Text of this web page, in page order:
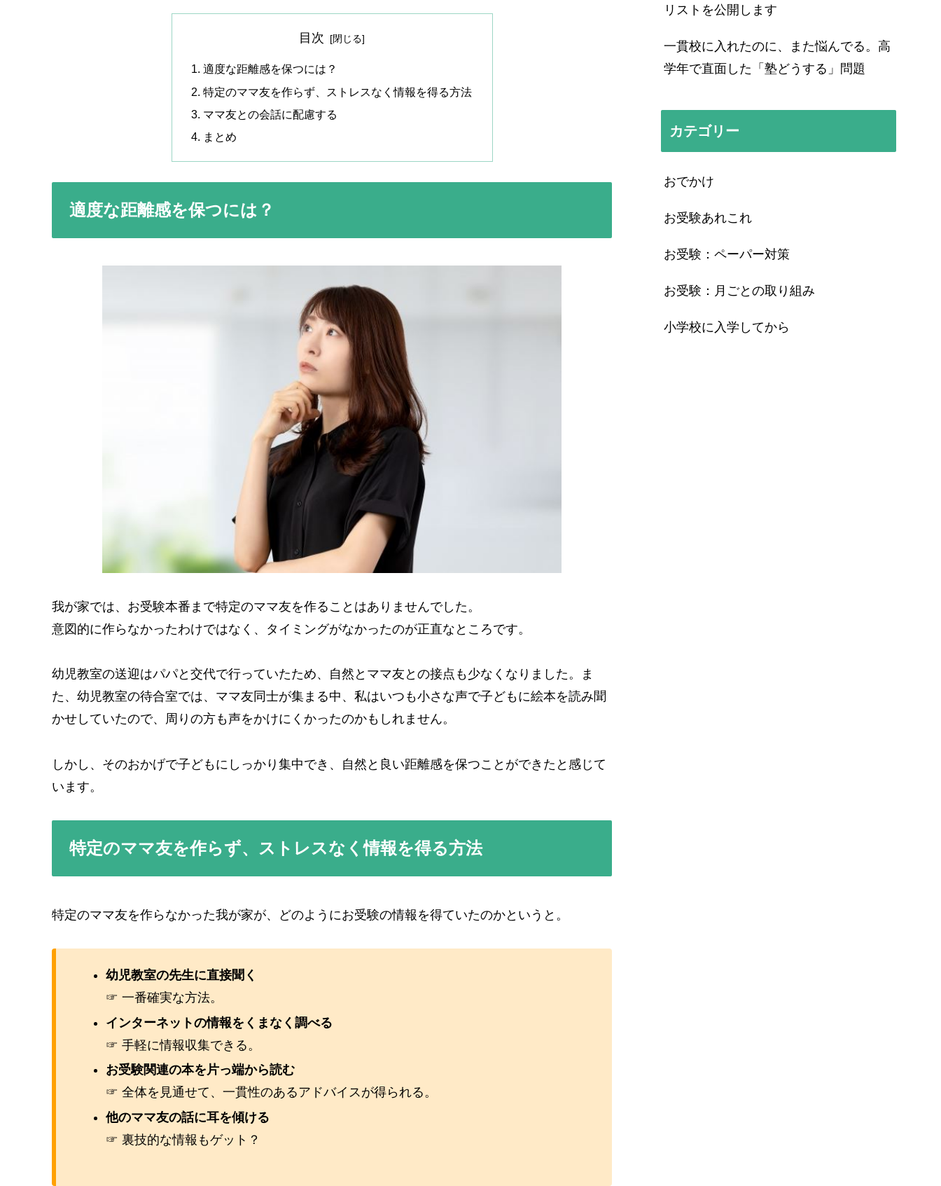
目次
適度な距離感を保つには？
特定のママ友を作らず、ストレスなく情報を得る方法
ママ友との会話に配慮する
まとめ
適度な距離感を保つには？
我が家では、お受験本番まで特定のママ友を作ることはありませんでした。
意図的に作らなかったわけではなく、タイミングがなかったのが正直なところです。
幼児教室の送迎はパパと交代で行っていたため、自然とママ友との接点も少なくなりました。ま
た、幼児教室の待合室では、ママ友同士が集まる中、私はいつも小さな声で子どもに絵本を読み聞
かせしていたので、周りの方も声をかけにくかったのかもしれません。
しかし、そのおかげで子どもにしっかり集中でき、自然と良い距離感を保つことができたと感じて
います。
特定のママ友を作らず、ストレスなく情報を得る方法
特定のママ友を作らなかった我が家が、どのようにお受験の情報を得ていたのかというと。
幼児教室の先生に直接聞く
☞ 一番確実な方法。
インターネットの情報をくまなく調べる
☞ 手軽に情報収集できる。
お受験関連の本を片っ端から読む
☞ 全体を見通せて、一貫性のあるアドバイスが得られる。
他のママ友の話に耳を傾ける
☞ 裏技的な情報もゲット？
リストを公開します
一貫校に入れたのに、また悩んでる。高
学年で直面した「塾どうする」問題
カテゴリー
おでかけ
お受験あれこれ
お受験：ペーパー対策
お受験：月ごとの取り組み
小学校に入学してから